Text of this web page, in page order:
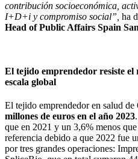
contribución socioeconómica,
I+D+i y compromiso social”, ha
Head of Public Affairs Spain
El tejido emprendedor resiste el
escala global
El tejido emprendedor en salud
millones de euros en el año 2023
que en 2021 y un 3,6% menos
referencia debido a que 2022 fue
por tres grandes operaciones: